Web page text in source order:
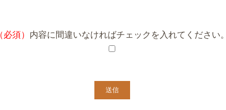
（必須） 内容に間違いなければチェックを入れてください